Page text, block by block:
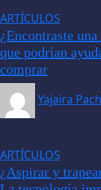
ARTÍCULOS
¿Encontraste
que podrían
comprar
Yajaira
ARTÍCULOS
¿Aspirar y